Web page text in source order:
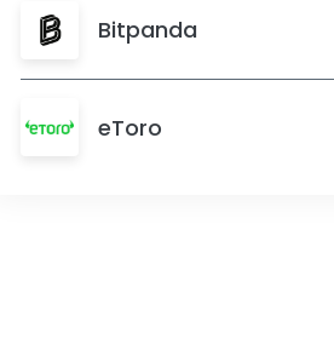
Bitpanda
eToro